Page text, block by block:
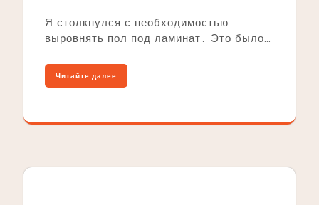
Я столкнулся с необходимостью
выровнять пол под ламинат․ Это было…
Читайте далее